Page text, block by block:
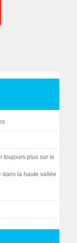
toujours plus sur le
dans la haute vallée